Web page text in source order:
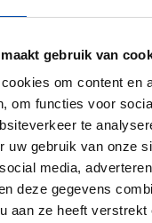
gebruik van
om content en
om functies voor
te
uw gebruik van onze
media,
deze gegevens
aan ze heeft verstrekt
Westeinde
Gnagnagna.nl
3 kamers Bekijk